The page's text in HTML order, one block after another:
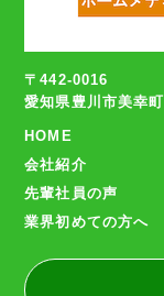
〒442-0016
愛知県豊川市美幸
HOME
会社紹介
先輩社員の声
業界初めての方へ